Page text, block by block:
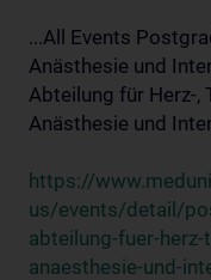
...All Events
Anästhesie und
Abteilung für Herz-,
Anästhesie und
https://
us/events/detail/
abteilung-fuer-
anaesthesie-und-